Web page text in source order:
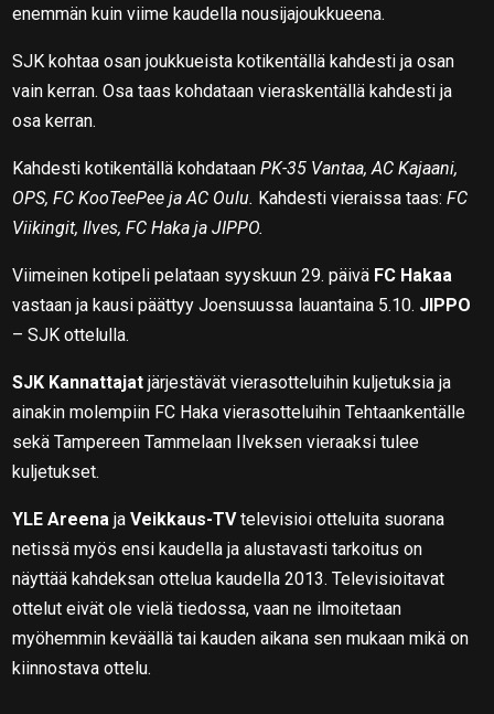
enemmän kuin viime kaudella nousijajoukkueena.
SJK kohtaa osan joukkueista kotikentällä kahdesti ja osan
vain kerran. Osa taas kohdataan vieraskentällä kahdesti ja
osa kerran.
Kahdesti kotikentällä kohdataanPK-35 Vantaa, AC Kajaani,
OPS, FC KooTeePee ja AC Oulu. Kahdesti vieraissa taas:FC
Viikingit, Ilves, FC Haka ja JIPPO.
Viimeinen kotipeli pelataan syyskuun 29. päivä FC Hakaa
vastaan ja kausi päättyy Joensuussa lauantaina 5.10. JIPPO
– SJK ottelulla.
SJK Kannattajat järjestävät vierasotteluihin kuljetuksia ja
ainakin molempiin FC Haka vierasotteluihin Tehtaankentälle
sekä Tampereen Tammelaan Ilveksen vieraaksi tulee
kuljetukset.
YLE Areena jaVeikkaus-TVtelevisioi otteluita suorana
netissä myös ensi kaudella ja alustavasti tarkoitus on
näyttää kahdeksan ottelua kaudella 2013. Televisioitavat
ottelut eivät ole vielä tiedossa, vaan ne ilmoitetaan
myöhemmin keväällä tai kauden aikana sen mukaan mikä on
kiinnostava ottelu.